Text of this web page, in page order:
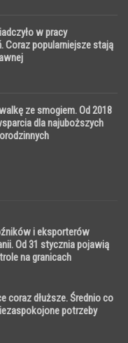
w pracy
Coraz popularniejsze stają
ze smogiem. Od 2018
dla najuboższych
i eksporterów
Od 31 stycznia pojawią
na granicach
coraz dłuższe. Średnio co
potrzeby